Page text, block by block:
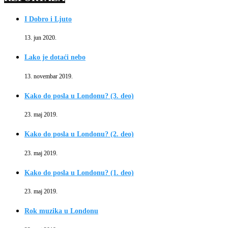
I Dobro i Ljuto
13. jun 2020.
Lako je dotaći nebo
13. novembar 2019.
Kako do posla u Londonu? (3. deo)
23. maj 2019.
Kako do posla u Londonu? (2. deo)
23. maj 2019.
Kako do posla u Londonu? (1. deo)
23. maj 2019.
Rok muzika u Londonu